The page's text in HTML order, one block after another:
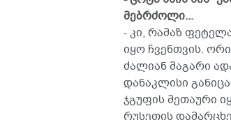
მებრძოლი...
- კი, რამაზ
იყო ჩვენთვის.
ძალიან მაგარი
დანაკლისი
ჯგუფის მეთაური
რუსეთის